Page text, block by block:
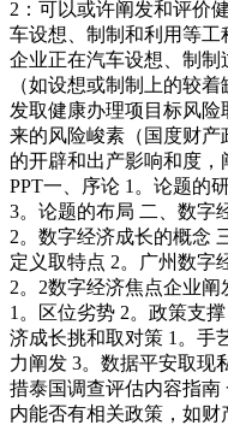
2：可以或许阐发和评价
车设想、制制和利用等
企业正在汽车设想、制
（如设想或制制上的较
发取健康办理项目标风
来的风险峻素（国度财
的开辟和出产影响和度
PPT一、序论 1。论题的
3。论题的布局 二、数字
2。数字经济成长的概念
定义取特点 2。广州数字
2。2数字经济焦点企业
1。区位劣势 2。政策支
济成长挑和取对策 1。手
力阐发 3。数据平安取现
措泰国调查评估内容指南
内能否有相关政策，如